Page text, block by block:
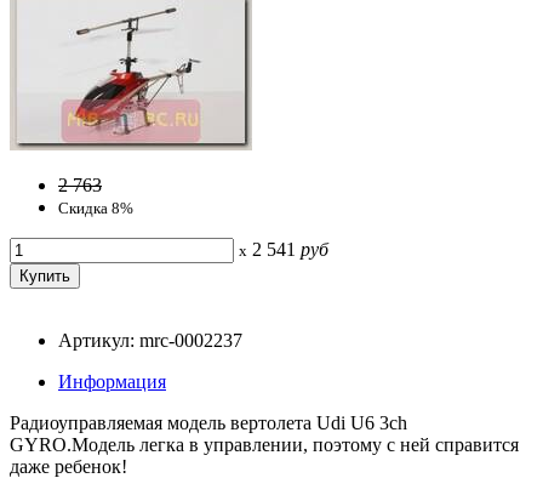
2 763
Скидка 8%
x 2 541 руб
Артикул: mrc-0002237
Информация
Радиоуправляемая модель вертолета Udi U6 3ch
GYRO.Модель легка в управлении, поэтому с ней справится
даже ребенок!